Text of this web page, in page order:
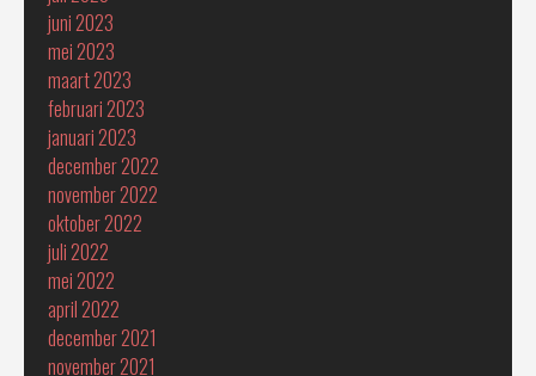
juni 2023
mei 2023
maart 2023
februari 2023
januari 2023
december 2022
november 2022
oktober 2022
juli 2022
mei 2022
april 2022
december 2021
november 2021